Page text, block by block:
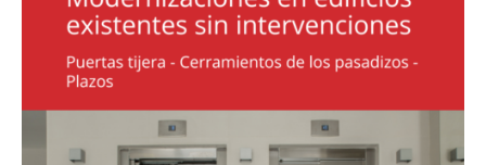
intervenciones